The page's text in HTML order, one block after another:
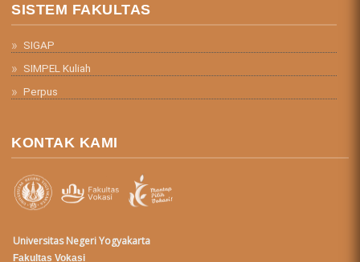
SISTEM FAKULTAS
SIGAP
SIMPEL Kuliah
Perpus
KONTAK KAMI
Universitas Negeri Yogyakarta
Fakultas Vokasi